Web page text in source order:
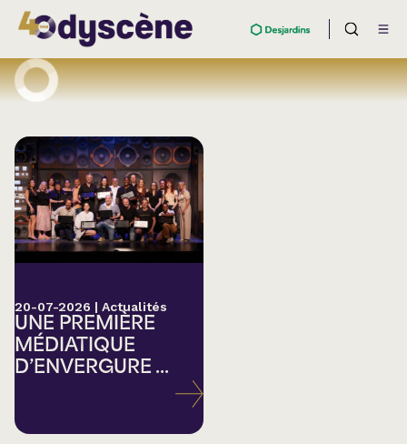
20-07-2026 | Actualités
UNE PREMIÈRE
MÉDIATIQUE
D’ENVERGURE ...